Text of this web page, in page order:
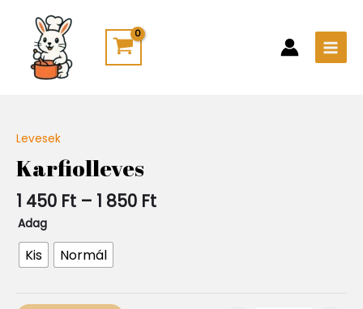
content
Levesek
Karfiolleves
1 450 Ft – 1 850 Ft-
1
Adag
Kis Normál